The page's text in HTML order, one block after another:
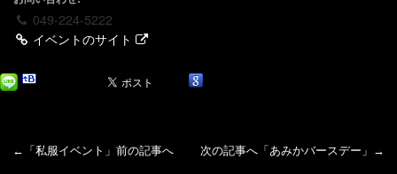
049-224-5222
イベントのサイト
←「 私服イベント 」前の記事へ 次の記事へ「 あみかバースデー 」→